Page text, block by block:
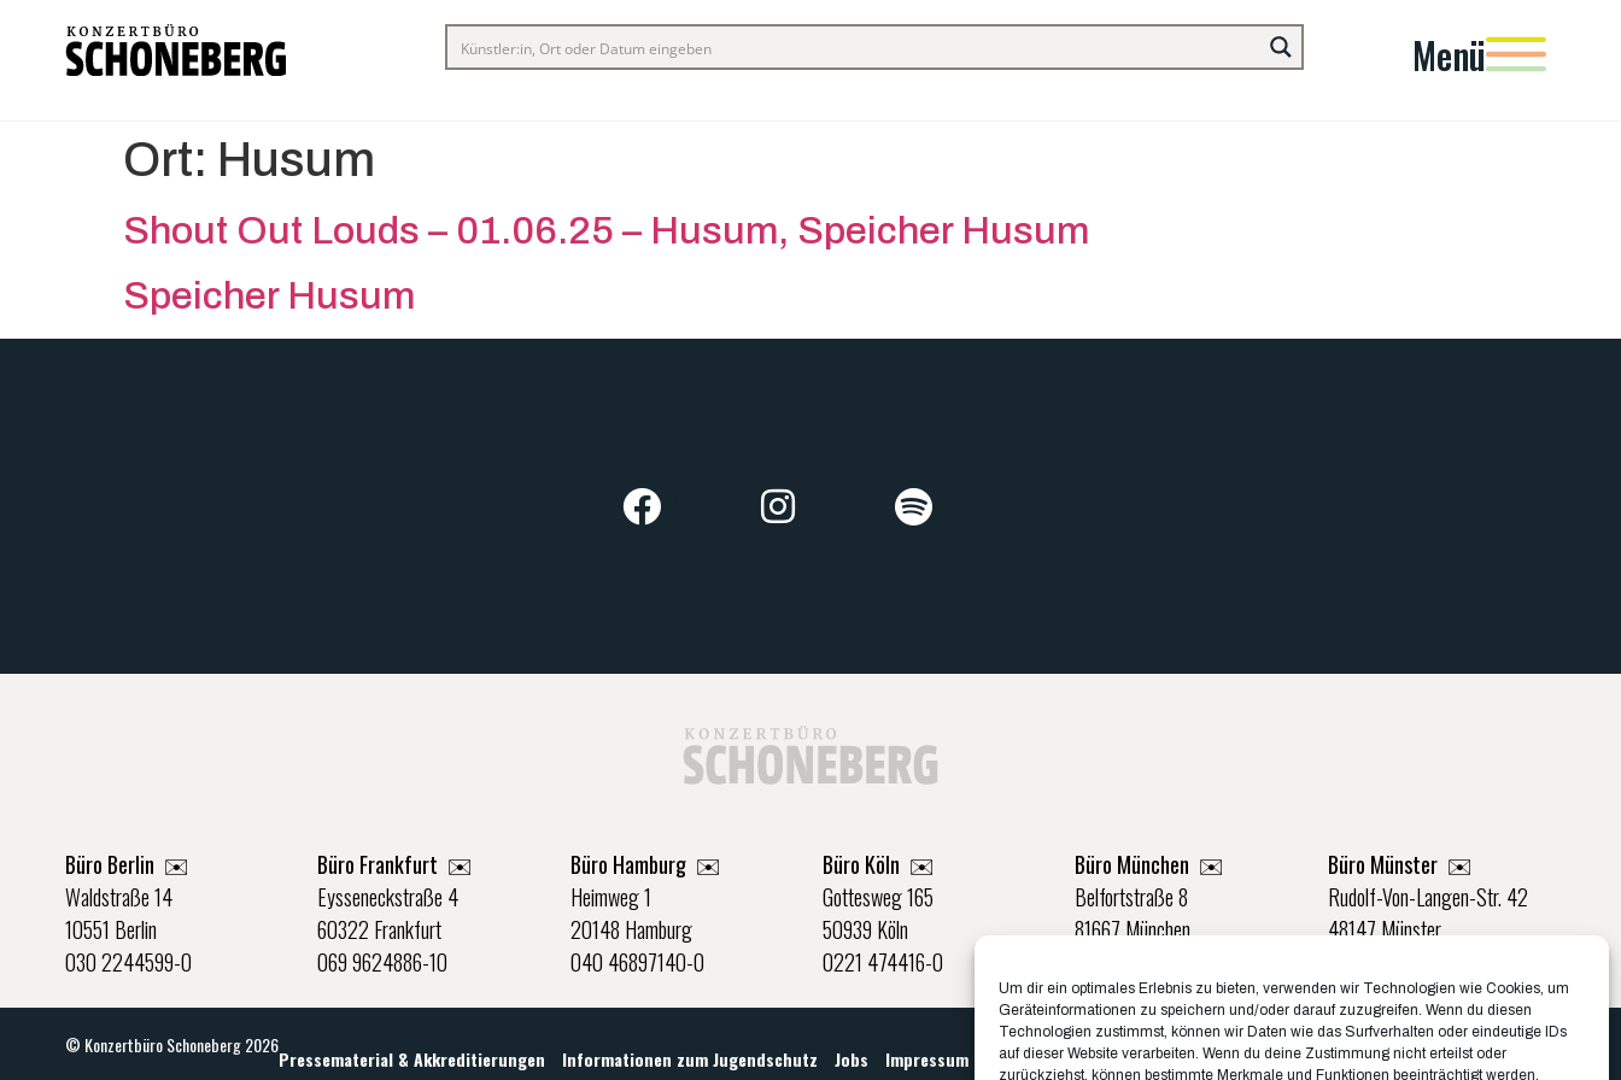
Um dir ein optimales Erlebnis zu bieten, verwenden wir Technologien wie Cookies, um
Geräteinformationen zu speichern und/oder darauf zuzugreifen. Wenn du diesen
Technologien zustimmst, können wir Daten wie das Surfverhalten oder eindeutige IDs
auf dieser Website verarbeiten. Wenn du deine Zustimmung nicht erteilst oder
zurückziehst, können bestimmte Merkmale und Funktionen beeinträchtigt werden.
Menü
Ort: Husum
Shout Out Louds – 01.06.25 – Husum, Speicher Husum
Speicher Husum
Büro Berlin ✉️
Waldstraße 14
10551 Berlin
030 2244599-0
Büro Frankfurt ✉️
Eysseneckstraße 4
60322 Frankfurt
069 9624886-10
Büro Hamburg ✉️
Heimweg 1
20148 Hamburg
040 46897140-0
Büro Köln ✉️
Gottesweg 165
50939 Köln
0221 474416-0
Büro München ✉️
Belfortstraße 8
81667 München
Büro Münster ✉️
Rudolf-Von-Langen-Str. 42
48147 Münster
© Konzertbüro Schoneberg 2026
Pressematerial & Akkreditierungen Informationen zum Jugendschutz Jobs Impressum & Datenschutz Cookies